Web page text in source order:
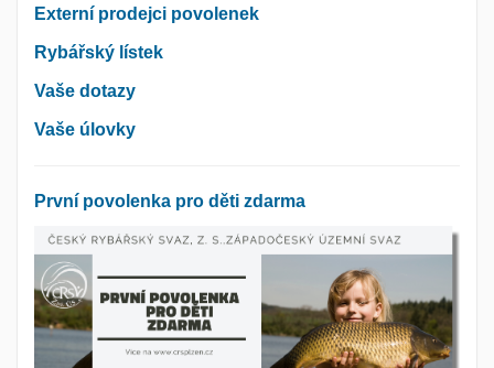
Externí prodejci povolenek
Rybářský lístek
Vaše dotazy
Vaše úlovky
První povolenka pro děti zdarma